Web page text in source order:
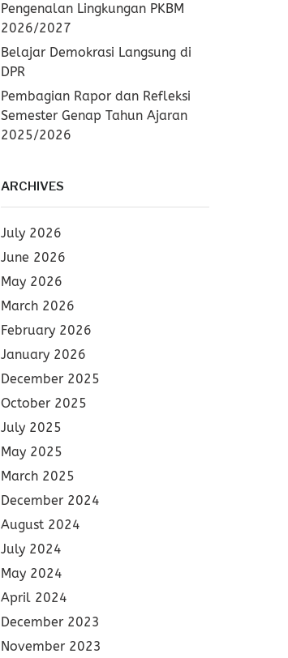
Pengenalan Lingkungan PKBM
2026/2027
Belajar Demokrasi Langsung di
DPR
Pembagian Rapor dan Refleksi
Semester Genap Tahun Ajaran
2025/2026
ARCHIVES
July 2026
June 2026
May 2026
March 2026
February 2026
January 2026
December 2025
October 2025
July 2025
May 2025
March 2025
December 2024
August 2024
July 2024
May 2024
April 2024
December 2023
November 2023